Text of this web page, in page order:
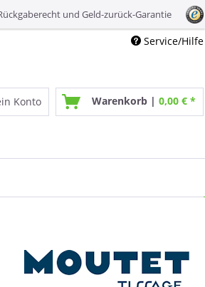
und Geld-zurück-Garantie
Service/Hilfe
Konto Warenkorb | 0,00 € *